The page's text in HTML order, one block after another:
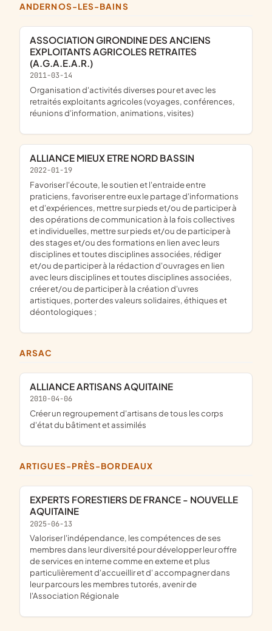
ANDERNOS-LES-BAINS
ASSOCIATION GIRONDINE DES ANCIENS
EXPLOITANTS AGRICOLES RETRAITES
(A.G.A.E.A.R.)
2011-03-14
organisation d'activités diverses pour et avec les
retraités exploitants agricoles (voyages, conférences,
réunions d'information, animations, visites)
ALLIANCE MIEUX ETRE NORD BASSIN
2022-01-19
favoriser l'écoute, le soutien et l'entraide entre
praticiens, favoriser entre eux le partage d'informations
et d'expériences, mettre sur pieds et/ou de participer à
des opérations de communication à la fois collectives
et individuelles, mettre sur pieds et/ou de participer à
des stages et/ou des formations en lien avec leurs
disciplines et toutes disciplines associées, rédiger
et/ou de participer à la rédaction d'ouvrages en lien
avec leurs disciplines et toutes disciplines associées,
créer et/ou de participer à la création d'uvres
artistiques, porter des valeurs solidaires, éthiques et
déontologiques ;
ARSAC
ALLIANCE ARTISANS AQUITAINE
2010-04-06
créer un regroupement d'artisans de tous les corps
d'état du bâtiment et assimilés
ARTIGUES-PRÈS-BORDEAUX
EXPERTS FORESTIERS DE FRANCE - NOUVELLE
AQUITAINE
2025-06-13
valoriser l'indépendance, les compétences de ses
membres dans leur diversité pour développer leur offre
de services en interne comme en externe et plus
particulièrement d'accueillir et d' accompagner dans
leur parcours les membres tutorés, avenir de
l'Association Régionale